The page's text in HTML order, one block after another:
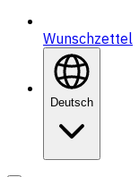
Wunschzettel
Deutsch